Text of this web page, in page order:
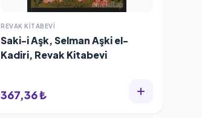
REVAK KITABEVI
Saki-i Aşk, Selman Aşki el-
Kadiri, Revak Kitabevi
367,36 ₺